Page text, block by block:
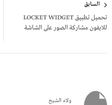
المقالات
السابق
تحميل تطبيق LOCKET WIDGET
للايفون مشاركة الصور على الشاشة
ولاء الشيخ